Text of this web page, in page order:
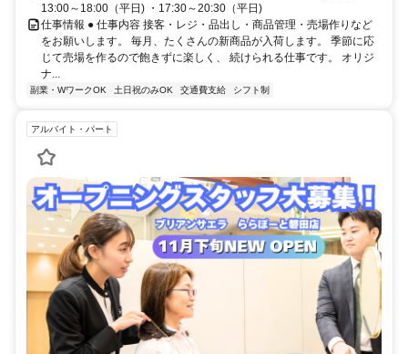
13:00～18:00（平日) ・17:30～20:30（平日)
仕事情報 ● 仕事内容 接客・レジ・品出し・商品管理・売場作りなど
をお願いします。 毎月、たくさんの新商品が入荷します。 季節に応
じて売場を作るので飽きずに楽しく、 続けられる仕事です。 オリジ
ナ...
副業・WワークOK 土日祝のみOK 交通費支給 シフト制
アルバイト・パート